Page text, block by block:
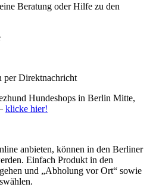
Beratung oder Hilfe zu den
per Direktnachricht
Hundeshops in Berlin Mitte,
klicke hier!
anbieten, können in den Berliner
Einfach Produkt in den
und „Abholung vor Ort“ sowie